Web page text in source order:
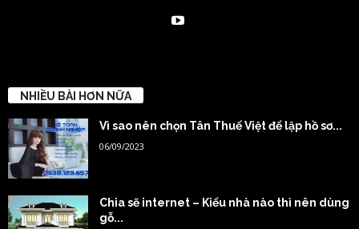
NHIỀU BÀI HƠN NỮA
Vì sao nên chọn Tân Thuế Việt để lập hồ sơ...
06/09/2023
Chia sẽ internet – Kiểu nhà nào thì nên dùng
gỗ...